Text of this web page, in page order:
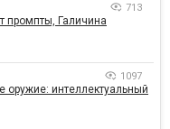
713
промпты, Галичина
1097
оружие: интеллектуальный